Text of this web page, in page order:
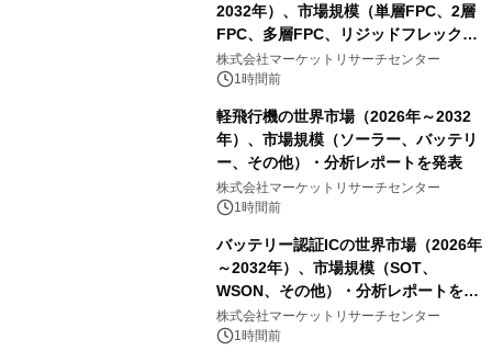
2032年）、市場規模（単層FPC、2層
FPC、多層FPC、リジッドフレックス
PCB）・分析レポートを発表
株式会社マーケットリサーチセンター
1時間前
軽飛行機の世界市場（2026年～2032
年）、市場規模（ソーラー、バッテリ
ー、その他）・分析レポートを発表
株式会社マーケットリサーチセンター
1時間前
バッテリー認証ICの世界市場（2026年
～2032年）、市場規模（SOT、
WSON、その他）・分析レポートを発
表
株式会社マーケットリサーチセンター
1時間前